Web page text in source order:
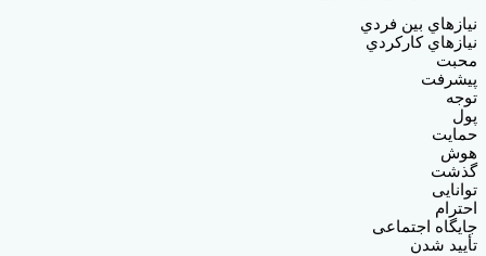
نیازهاي بین فردي
نیازهاي کارکردي
محبت
پیشرفت
توجه
پول
حمایت
هوش
گذشت
توانایی
احترام
جایگاه اجتماعی
تأیید شدن